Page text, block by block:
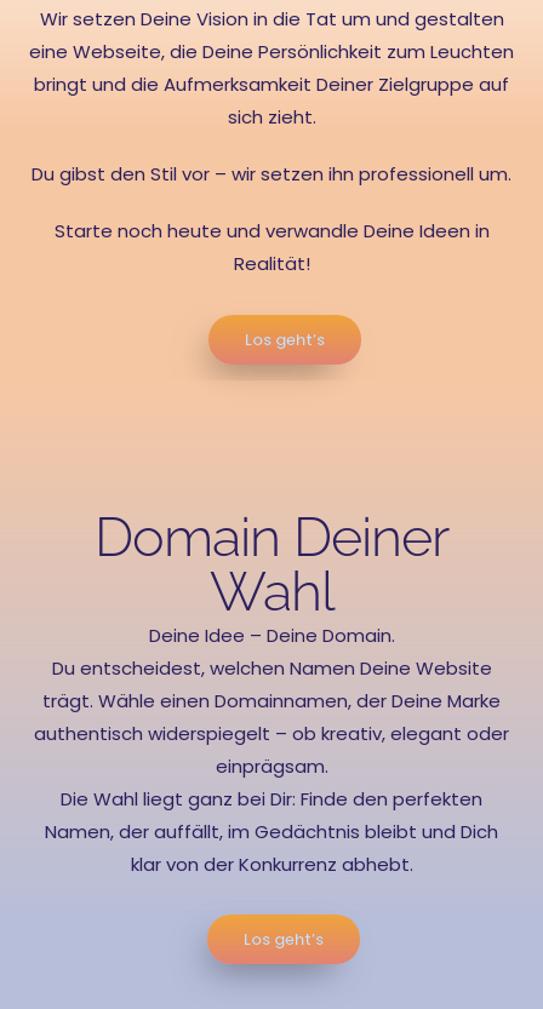
Wir setzen Deine Vision in die Tat um und gestalten
eine Webseite, die Deine Persönlichkeit zum Leuchten
bringt und die Aufmerksamkeit Deiner Zielgruppe auf
sich zieht.
Du gibst den Stil vor – wir setzen ihn professionell um.
Starte noch heute und verwandle Deine Ideen in
Realität!
Los geht’s
Domain Deiner
Wahl
Deine Idee – Deine Domain.
Du entscheidest, welchen Namen Deine Website
trägt. Wähle einen Domainnamen, der Deine Marke
authentisch widerspiegelt – ob kreativ, elegant oder
einprägsam.
Die Wahl liegt ganz bei Dir: Finde den perfekten
Namen, der auffällt, im Gedächtnis bleibt und Dich
klar von der Konkurrenz abhebt.
Los geht’s